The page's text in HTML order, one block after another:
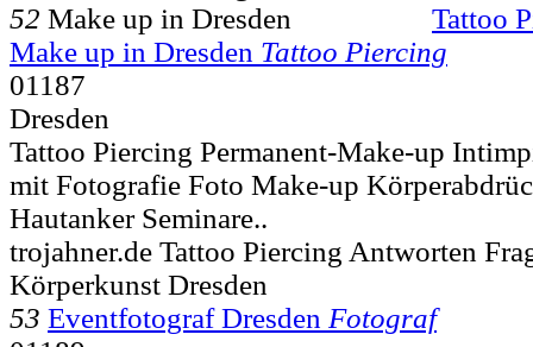
52
Tattoo
Make up in Dresden Tattoo Piercing
01187
Dresden
Tattoo Piercing Permanent-Make-up
mit Fotografie Foto Make-up
Hautanker Seminare..
trojahner.de Tattoo Piercing Antworten
Körperkunst Dresden
53 Eventfotograf Dresden Fotograf